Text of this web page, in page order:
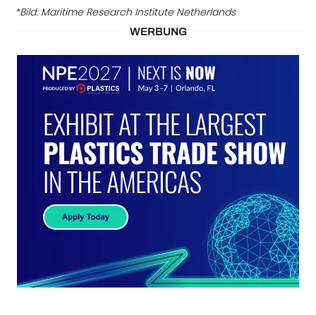
*Bild: Maritime Research Institute Netherlands
WERBUNG